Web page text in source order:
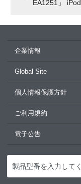
EA1251」
企業情報
Global Site
個人情報保護方針
ご利用規約
電子公告